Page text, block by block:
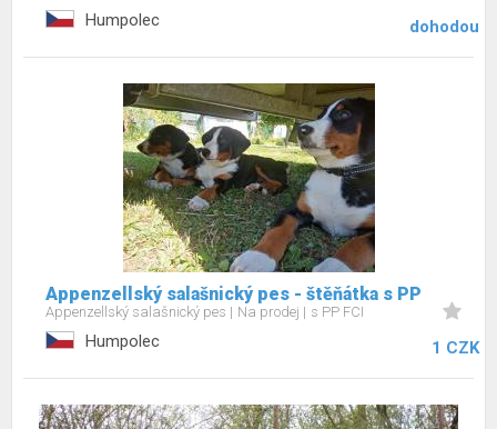
Humpolec dohodou
Appenzellský salašnický pes - štěňátka s PP
Appenzellský salašnický pes Na prodej s PP FCI
Humpolec 1 CZK